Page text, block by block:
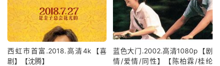
西虹市首富.2018.高清4k【喜
剧】【沈腾】
蓝色大门.2002.高清1080p【剧
情/爱情/同性】【陈柏霖/桂纶